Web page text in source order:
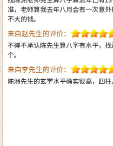
来自赵先生的评价：
不得不承认陈先生算八字有水平，
个。
来自李先生的评价：
陈洲先生的玄学水平确实很高，四柱